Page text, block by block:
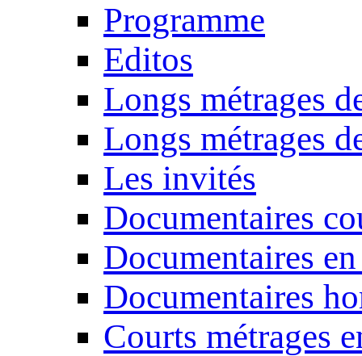
Programme
Editos
Longs métrages
Longs métrages
Les invités
Documentaires
Documentaires
Documentaires
Courts métrages